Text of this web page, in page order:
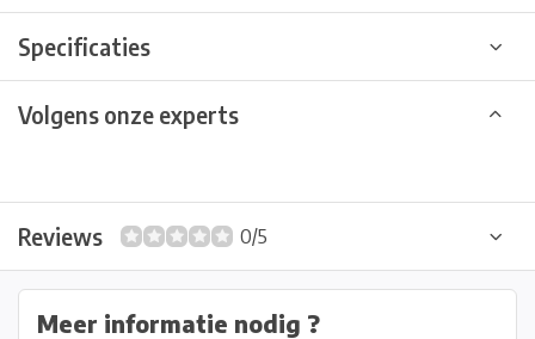
Specificaties
Volgens onze experts
Reviews 0/5
Meer informatie nodig ?